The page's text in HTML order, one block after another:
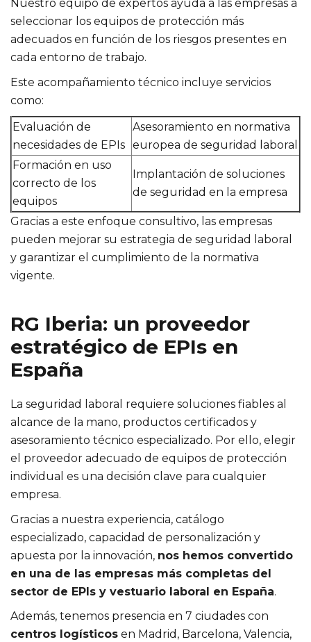
Nuestro equipo de expertos ayuda a las empresas a
seleccionar los equipos de protección más
adecuados en función de los riesgos presentes en
cada entorno de trabajo.
Este acompañamiento técnico incluye servicios
como:
Evaluación de
necesidades de EPIs
Asesoramiento en normativa
europea de seguridad laboral
Formación en uso
correcto de los
equipos
Implantación de soluciones
de seguridad en la empresa
Gracias a este enfoque consultivo, las empresas
pueden mejorar su estrategia de seguridad laboral
y garantizar el cumplimiento de la normativa
vigente.
RG Iberia: un proveedor
estratégico de EPIs en
España
La seguridad laboral requiere soluciones fiables al
alcance de la mano, productos certificados y
asesoramiento técnico especializado. Por ello, elegir
el proveedor adecuado de equipos de protección
individual es una decisión clave para cualquier
empresa.
Gracias a nuestra experiencia, catálogo
especializado, capacidad de personalización y
apuesta por la innovación, nos hemos convertido
en una de las empresas más completas del
sector de EPIs y vestuario laboral en España.
Además, tenemos presencia en 7 ciudades con
centros logísticos en Madrid, Barcelona, Valencia,